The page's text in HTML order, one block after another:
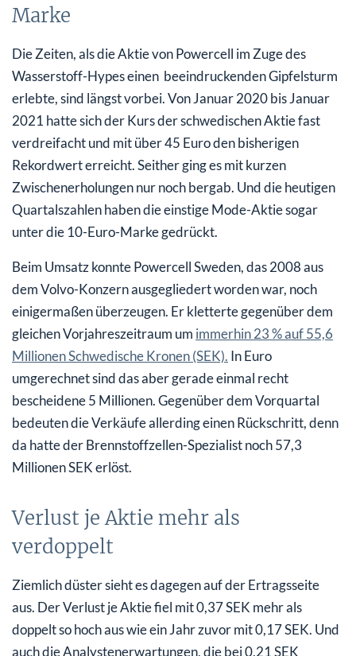
Marke
Die Zeiten, als die Aktie von Powercell im Zuge des
Wasserstoff-Hypes einen beeindruckenden Gipfelsturm
erlebte, sind längst vorbei. Von Januar 2020 bis Januar
2021 hatte sich der Kurs der schwedischen Aktie fast
verdreifacht und mit über 45 Euro den bisherigen
Rekordwert erreicht. Seither ging es mit kurzen
Zwischenerholungen nur noch bergab. Und die heutigen
Quartalszahlen haben die einstige Mode-Aktie sogar
unter die 10-Euro-Marke gedrückt.
Beim Umsatz konnte Powercell Sweden, das 2008 aus
dem Volvo-Konzern ausgegliedert worden war, noch
einigermaßen überzeugen. Er kletterte gegenüber dem
gleichen Vorjahreszeitraum um immerhin 23 % auf 55,6
Millionen Schwedische Kronen (SEK). In Euro
umgerechnet sind das aber gerade einmal recht
bescheidene 5 Millionen. Gegenüber dem Vorquartal
bedeuten die Verkäufe allerding einen Rückschritt, denn
da hatte der Brennstoffzellen-Spezialist noch 57,3
Millionen SEK erlöst.
Verlust je Aktie mehr als
verdoppelt
Ziemlich düster sieht es dagegen auf der Ertragsseite
aus. Der Verlust je Aktie fiel mit 0,37 SEK mehr als
doppelt so hoch aus wie ein Jahr zuvor mit 0,17 SEK. Und
auch die Analystenerwartungen, die bei 0,21 SEK